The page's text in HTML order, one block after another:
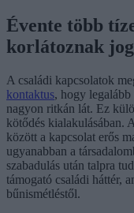
Évente több
korlátoznak
A családi kapcsolatok
kontaktus, hogy
nagyon ritkán lát. Ez
kötődés kialakulásában.
között a kapcsolat erős
ugyanabban a
szabadulás után talpra
támogató családi háttér,
bűnismétléstől.